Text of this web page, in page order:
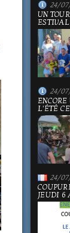
24/
UN
24/
L'ÉTÉ
24/
JEUDI 6